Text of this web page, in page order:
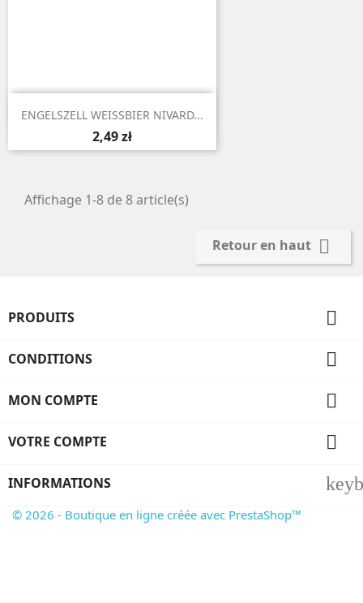
 Aperçu rapide
ENGELSZELL WEISSBIER NIVARD...
2,49 zł
Affichage 1-8 de 8 article(s)
Retour en haut 
PRODUITS 
CONDITIONS 
MON COMPTE 
VOTRE COMPTE 
INFORMATIONS
© 2026 - Boutique en ligne créée avec PrestaShop™